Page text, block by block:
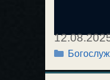
16:20
Апостол
Рубрики